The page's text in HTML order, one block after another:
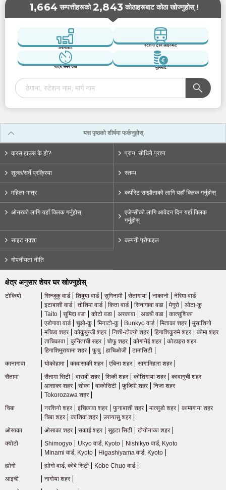
ओछ्यान डेस्क कपडा धुनी मिसिन
टिभी सेट एयर कन्डिसनर
कोठा भित्र उपकरण
फ्लोर क्षेत्रफल
ओछ्यान एकल ओछ्यान
कुर्सी
शौचालय
छुट्टै बाथरूम र शौचालय
२-पीस युनिट बाथटब
लुगा धुने मेसिन घरभित्रको लुगा धुने मेसिन
ग्यास चुल्हो
फ्रिज
टिभी सेट
माइक्रोवेभ ओभन
वातानुकूलित
एयर कन्डिसनर
भण्डारण दराज
1,664 सम्पत्तीहरूको 2,843 कोठाहरूबाट कोठा खोज्नुहोस् !
ठेगानाबाट
स्टेशन/ ट्रेन लाइनबाट
यात्रा समय देखि मूल्यबाट
यस पृष्ठको शीर्षमा फर्कनुहोस्
क्रस हाउस के हो? प्राय: सोधिने प्रश्न
शुल्क/सर्ने प्रक्रिया स्तम्भ
महिला-मात्र कर्पोरेट सम्झौताको लागि यहाँ क्लिक गर्नुहोस्
ओनरको लागि यहाँ क्लिक गर्नुहोस्
एजेन्सीको लागि आवेदन दिन यहाँ क्लिक
गर्नुहोस्
साइट नक्शा कम्पनी प्रोफइल
गोपनीयता नीति
क्षेत्र अनुसार शेयर घर खोज्नुहोस्
टोकियो सिन्जुकु वार्ड शिबुया वार्ड सुगिनामी सेतागाया नाकानो
नेरिमा वार्ड
इटाबाशी वार्ड
तोशिमा वार्ड किता वार्ड सिनागावा वडा मेगुरो
ओटा-कु
Taito
सुमिदा वडा कोटो वडा अरकावा अडची वडा
कात्सुशिका
एडोगावा वार्ड
चुओ-कु मिनाटो-कु Bunkyo वार्ड मिताका शहर
मुसाशिनो
मचिडा शहर
कोकुबुन्जी शहर निशी-टोक्यो शहर हिगाशिकुरुमे शहर
कोमा शहर
ताचिकावा
कुनिताची सहर चोफु शहर कोगानेई शहर
कोडाइरा शहर
हिगाशिमुरायामा शहर
फुचु हाचिओजी
टामासिटी
कानागावा
योकोहामा कावासाकी शहर एबिना शहर
सागामिहारा शहर
सैतामा
सैतामा सिटी वाराबी शहर शिकी शहर कोशिगाया शहर
कावागुची शहर
आसाका शहर
सोका वाकोसिटी फुजिमी शहर
निजा शहर
Tokorozawa शहर
चिबा
नरशिनो शहर इचिकावा शहर फुनाबाशी शहर मात्सुडो शहर
कामागाया शहर
चिबा शहर
काशिवा शहर
उरायासु शहर
ओसाका
ओसाका शहर सकाई शहर सुइटा सिटी
टोयोनाका शहर
क्योटो
Shimogyo Ukyo वार्ड, Kyoto
Nishikyo वार्ड, Kyoto
Minami वार्ड, Kyoto
Higashiyama वार्ड, Kyoto
ह्योगो
ह्योगो वार्ड, कोबे सिटी
Kobe Chuo वार्ड
आइची
नागोया शहर